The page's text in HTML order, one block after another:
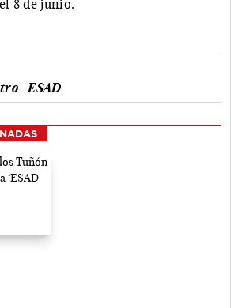
8 de junio.
ESAD